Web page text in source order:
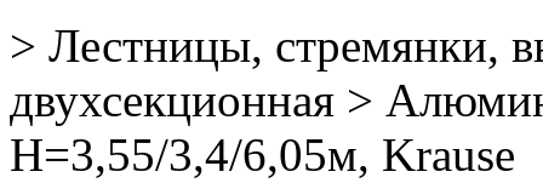
> Лестницы, стремянки,
двухсекционная >
Н=3,55/3,4/6,05м, Krause